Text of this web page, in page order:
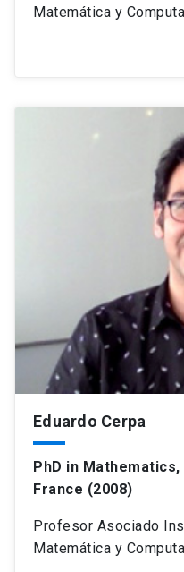
Matemática y
Eduardo Cerpa
PhD in
France (2008)
Profesor Asociado
Matemática y